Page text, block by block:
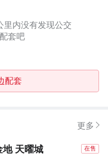
里内没有发现公交
套吧
配套
更多
地 天曜城 在售